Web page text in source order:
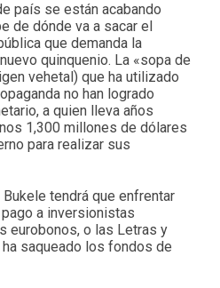
país se están acabando
de dónde va a sacar el
que demanda la
quinquenio. La «sopa de
vehetal) que ha utilizado
no han logrado
a quien lleva años
1,300 millones de dólares
para realizar sus
tendrá que enfrentar
a inversionistas
eurobonos, o las Letras y
saqueado los fondos de